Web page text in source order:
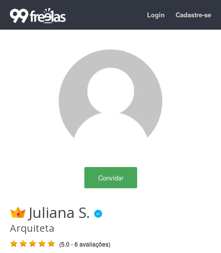
Login Cadastre-se
Convidar
Juliana S.
Arquiteta
(5.0 - 6 avaliações)